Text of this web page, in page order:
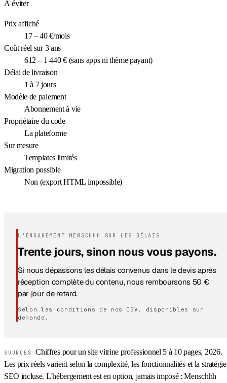
À éviter
Prix affiché
17 – 40 €/mois
Coût réel sur 3 ans
612 – 1 440 € (sans apps ni thème payant)
Délai de livraison
1 à 7 jours
Modèle de paiement
Abonnement à vie
Propriétaire du code
La plateforme
Sur mesure
Templates limités
Migration possible
Non (export HTML impossible)
L'ENGAGEMENT MENSCHHH SUR LES DÉLAIS
Trente jours, sinon nous vous payons.
Si nous dépassons les délais convenus dans le devis après
réception complète du contenu, nous remboursons 50 €
par jour de retard.
Selon les conditions de nos CGV, disponibles sur
demande.
SOURCESChiffres pour un site vitrine professionnel 5 à 10 pages, 2026.
Les prix réels varient selon la complexité, les fonctionnalités et la stratégie
SEO incluse. L'hébergement est en option, jamais imposé : Menschhh